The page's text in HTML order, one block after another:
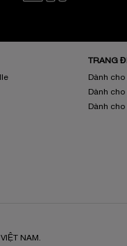
TRANG
Dành cho
Dành cho
Dành cho
NAM.